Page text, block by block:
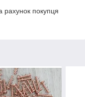
рахунок покупця